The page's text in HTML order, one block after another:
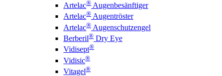
Artelac® Augenbesänftiger
Artelac® Augentröster
Artelac® Augenschutzengel
Berberil® Dry Eye
Vidisept®
Vidisic®
Vitagel®